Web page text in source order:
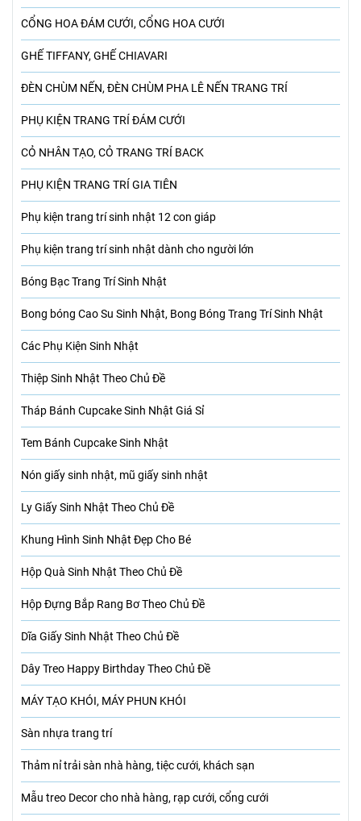
CỔNG HOA ĐÁM CƯỚI, CỔNG HOA CƯỚI
GHẾ TIFFANY, GHẾ CHIAVARI
ĐÈN CHÙM NẾN, ĐÈN CHÙM PHA LÊ NẾN TRANG TRÍ
PHỤ KIỆN TRANG TRÍ ĐÁM CƯỚI
CỎ NHÂN TẠO, CỎ TRANG TRÍ BACK
PHỤ KIỆN TRANG TRÍ GIA TIÊN
Phụ kiện trang trí sinh nhật 12 con giáp
Phụ kiện trang trí sinh nhật dành cho người lớn
Bóng Bạc Trang Trí Sinh Nhật
Bong bóng Cao Su Sinh Nhật, Bong Bóng Trang Trí Sinh Nhật
Các Phụ Kiện Sinh Nhật
Thiệp Sinh Nhật Theo Chủ Đề
Tháp Bánh Cupcake Sinh Nhật Giá Sỉ
Tem Bánh Cupcake Sinh Nhật
Nón giấy sinh nhật, mũ giấy sinh nhật
Ly Giấy Sinh Nhật Theo Chủ Đề
Khung Hình Sinh Nhật Đẹp Cho Bé
Hộp Quà Sinh Nhật Theo Chủ Đề
Hộp Đựng Bắp Rang Bơ Theo Chủ Đề
Dĩa Giấy Sinh Nhật Theo Chủ Đề
Dây Treo Happy Birthday Theo Chủ Đề
MÁY TẠO KHÓI, MÁY PHUN KHÓI
Sàn nhựa trang trí
Thảm nỉ trải sàn nhà hàng, tiệc cưới, khách sạn
Mẫu treo Decor cho nhà hàng, rạp cưới, cổng cưới